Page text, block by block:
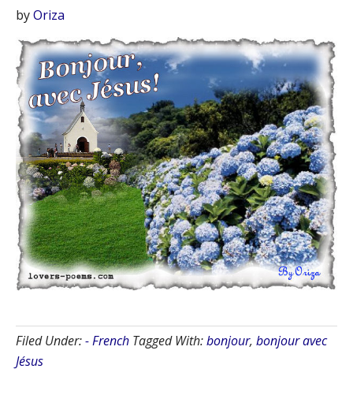
byOriza
Filed Under:- French Tagged With:bonjour, bonjour avec
Jésus